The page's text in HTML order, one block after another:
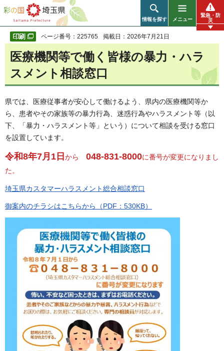
彩の国 埼玉県
情報を探す メニュー
緊急・防
災
ページ番号：225765 掲載日：2026年7月21日
医療機関等で働く皆様の暴力・ハラ
スメント相談窓口
県では、医療従事者が安心して働けるよう、県内の医療機関等か
ら、患者やその家族等の暴力行為、迷惑行為やハラスメント等（以
下、「暴力・ハラスメント等」という）について相談を受ける窓口
を設置しています。
令和8年7月1日 から 048-831-8000に番号が変更になりまし
た。
埼玉県カスタマーハラスメント総合相談窓口
御案内のチラシはこちらから（PDF：530KB）